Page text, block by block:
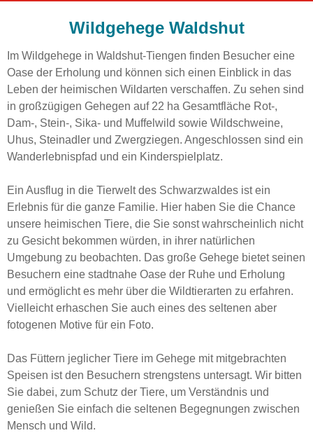
Wildgehege Waldshut
Im Wildgehege in Waldshut-Tiengen finden Besucher eine
Oase der Erholung und können sich einen Einblick in das
Leben der heimischen Wildarten verschaffen. Zu sehen sind
in großzügigen Gehegen auf 22 ha Gesamtfläche Rot-,
Dam-, Stein-, Sika- und Muffelwild sowie Wildschweine,
Uhus, Steinadler und Zwergziegen. Angeschlossen sind ein
Wanderlebnispfad und ein Kinderspielplatz.
Ein Ausflug in die Tierwelt des Schwarzwaldes ist ein
Erlebnis für die ganze Familie. Hier haben Sie die Chance
unsere heimischen Tiere, die Sie sonst wahrscheinlich nicht
zu Gesicht bekommen würden, in ihrer natürlichen
Umgebung zu beobachten. Das große Gehege bietet seinen
Besuchern eine stadtnahe Oase der Ruhe und Erholung
und ermöglicht es mehr über die Wildtierarten zu erfahren.
Vielleicht erhaschen Sie auch eines des seltenen aber
fotogenen Motive für ein Foto.
Das Füttern jeglicher Tiere im Gehege mit mitgebrachten
Speisen ist den Besuchern strengstens untersagt. Wir bitten
Sie dabei, zum Schutz der Tiere, um Verständnis und
genießen Sie einfach die seltenen Begegnungen zwischen
Mensch und Wild.